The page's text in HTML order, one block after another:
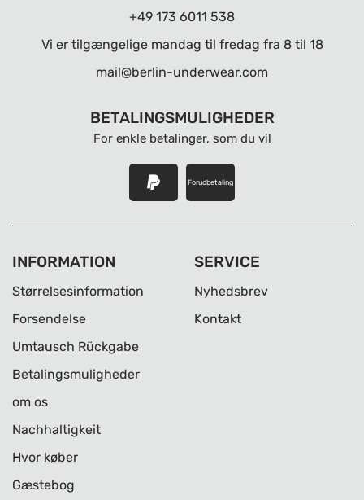
+49 173 6011 538
Vi er tilgængelige mandag til fredag ​​fra 8 til 18
mail@berlin-underwear.com
BETALINGSMULIGHEDER
For enkle betalinger, som du vil
Forudbetaling
INFORMATION
Størrelsesinformation
Forsendelse
Umtausch Rückgabe
Betalingsmuligheder
om os
Nachhaltigkeit
Hvor køber
Gæstebog
SERVICE
Nyhedsbrev
Kontakt